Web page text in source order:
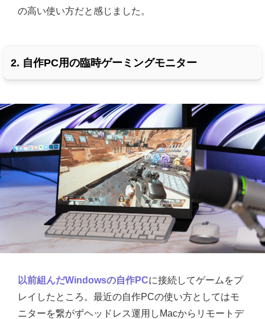
の高い使い方だと感じました。
2. 自作PC用の臨時ゲーミングモニター
以前組んだWindowsの自作PCに接続してゲームをプ
レイしたところ。最近の自作PCの使い方としてはモ
ニターを繋がずヘッドレス運用しMacからリモートデ